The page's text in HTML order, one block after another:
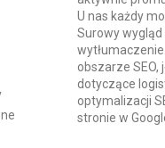
U nas każdy
Surowy
obszarze SEO,
dotyczące
optymalizacji
stronie w